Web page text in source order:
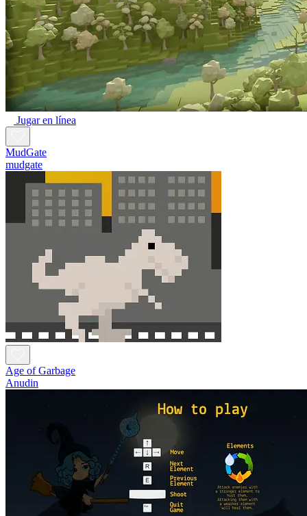
Jugar en línea
MudGate
mudgate
Age of Garbage
Anudin